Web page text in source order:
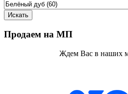
Продаем на МП
Ждем Вас в наших